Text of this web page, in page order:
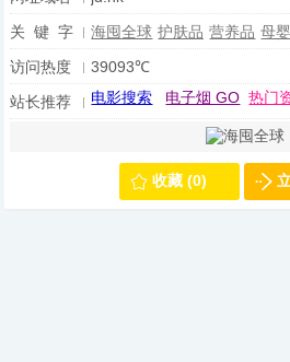
关 键 字
海囤全球 护肤品 营养品 母
访问热度
39093℃
站长推荐
电影搜索 电子烟 GO 热门
收藏 (0)